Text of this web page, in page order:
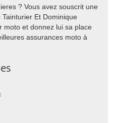
? Vous avez souscrit une
Et Dominique
moto et donnez lui sa place
assurances moto à